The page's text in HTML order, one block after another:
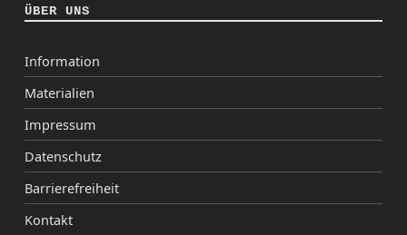
ÜBER UNS
Information
Materialien
Impressum
Datenschutz
Barrierefreiheit
Kontakt